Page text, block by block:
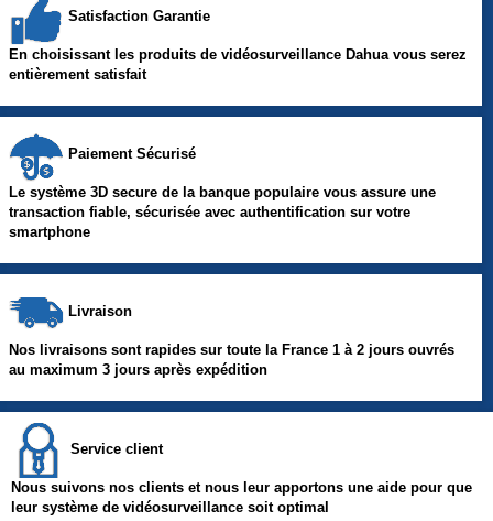
Satisfaction Garantie
En choisissant les produits de vidéosurveillance Dahua vous serez
entièrement satisfait
Paiement Sécurisé
Le système 3D secure de la banque populaire vous assure une
transaction fiable, sécurisée avec authentification sur votre
smartphone
Livraison
Nos livraisons sont rapides sur toute la France 1 à 2 jours ouvrés
au maximum 3 jours après expédition
Service client
Nous suivons nos clients et nous leur apportons une aide pour que
leur système de vidéosurveillance soit optimal